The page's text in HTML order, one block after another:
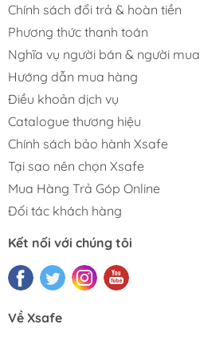
Chính sách đổi trả & hoàn tiền
Phương thức thanh toán
Nghĩa vụ người bán & người mua
Hướng dẫn mua hàng
Điều khoản dịch vụ
Catalogue thương hiệu
Chính sách bảo hành Xsafe
Tại sao nên chọn Xsafe
Mua Hàng Trả Góp Online
Đối tác khách hàng
Kết nối với chúng tôi
Về Xsafe